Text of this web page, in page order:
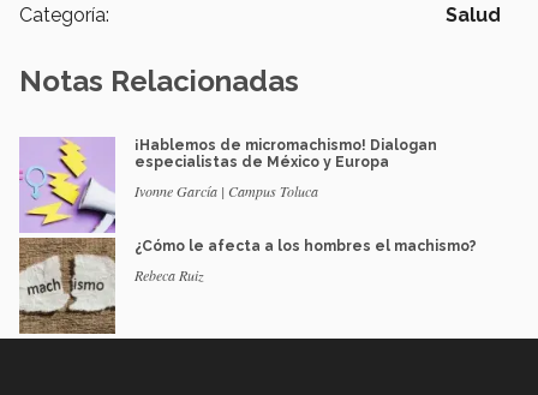
Categoría: Salud
Notas Relacionadas
¡Hablemos de micromachismo! Dialogan
especialistas de México y Europa
Ivonne García | Campus Toluca
¿Cómo le afecta a los hombres el machismo?
Rebeca Ruiz